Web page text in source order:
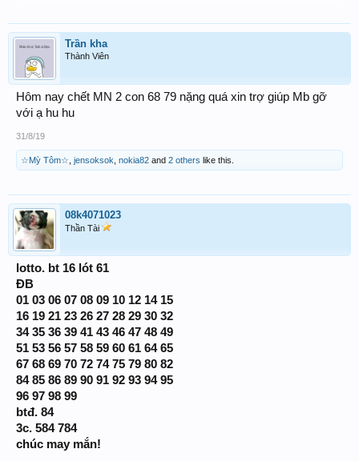
Trần kha
Thành Viên
Hôm nay chết MN 2 con 68 79 nặng quá xin trợ giúp Mb gỡ
với ạ hu hu
31/8/19
☆Mỳ Tôm☆ jensoksok nokia82 and 2 others like this.
08k4071023
Thần Tài
lotto. bt 16 lót 61
ĐB
01 03 06 07 08 09 10 12 14 15
16 19 21 23 26 27 28 29 30 32
34 35 36 39 41 43 46 47 48 49
51 53 56 57 58 59 60 61 64 65
67 68 69 70 72 74 75 79 80 82
84 85 86 89 90 91 92 93 94 95
96 97 98 99
btđ. 84
3c. 584 784
chúc may mắn!